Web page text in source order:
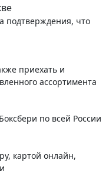
подтверждения, что
приехать и
ассортимента
по всей России
картой онлайн,